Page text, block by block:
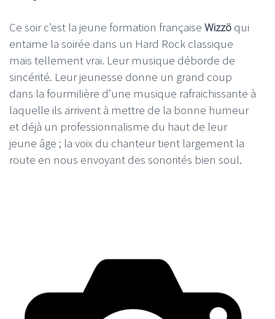
Ce soir c’est la jeune formation française Wizzö qui
entame la soirée dans un Hard Rock classique
mais tellement vrai. Leur musique déborde de
sincérité. Leur jeunesse donne un grand coup
dans la fourmilière d’une musique rafraichissante à
laquelle ils arrivent à mettre de la bonne humeur
et déjà un professionnalisme du haut de leur
jeune âge ; la voix du chanteur tient largement la
route en nous envoyant des sonorités bien soul.